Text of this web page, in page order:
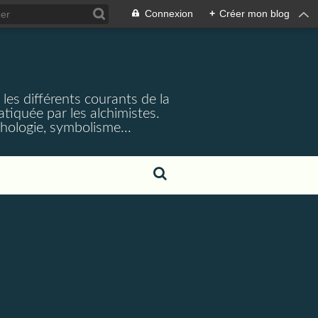
Connexion + Créer mon blog
différents courants de la
par les alchimistes.
symbolisme...